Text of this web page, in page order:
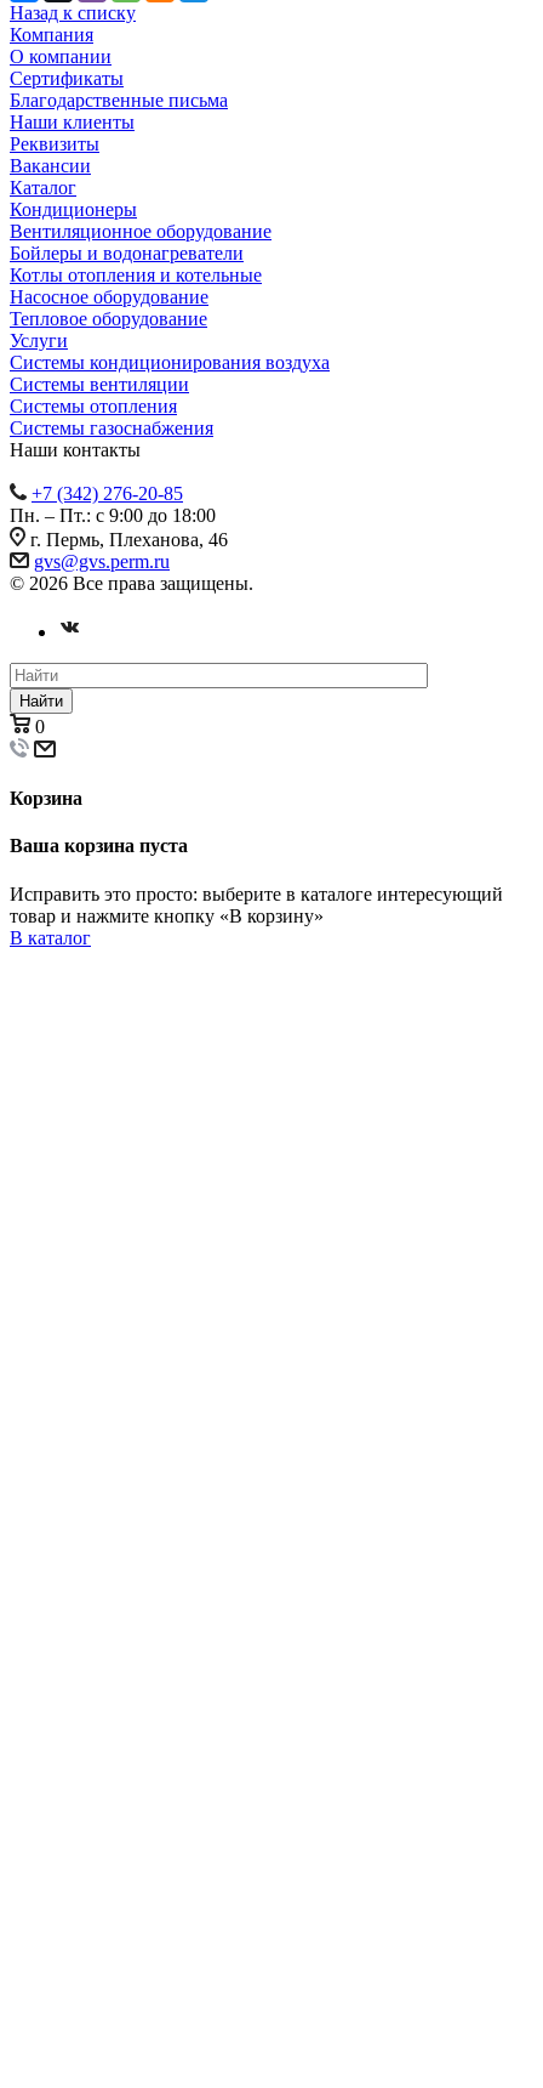
Назад к списку
Компания
О компании
Сертификаты
Благодарственные письма
Наши клиенты
Реквизиты
Вакансии
Каталог
Кондиционеры
Вентиляционное оборудование
Бойлеры и водонагреватели
Котлы отопления и котельные
Насосное оборудование
Тепловое оборудование
Услуги
Системы кондиционирования воздуха
Системы вентиляции
Системы отопления
Системы газоснабжения
Наши контакты
+7 (342) 276-20-85
Пн. – Пт.: с 9:00 до 18:00
г. Пермь, Плеханова, 46
gvs@gvs.perm.ru
© 2026 Все права защищены.
Найти
0
Корзина
Ваша корзина пуста
Исправить это просто: выберите в каталоге интересующий
товар и нажмите кнопку «В корзину»
В каталог